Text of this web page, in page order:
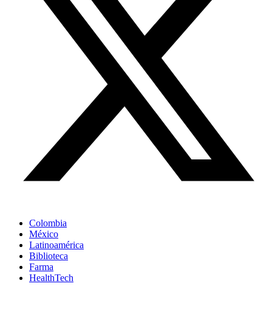
Colombia
México
Latinoamérica
Biblioteca
Farma
HealthTech